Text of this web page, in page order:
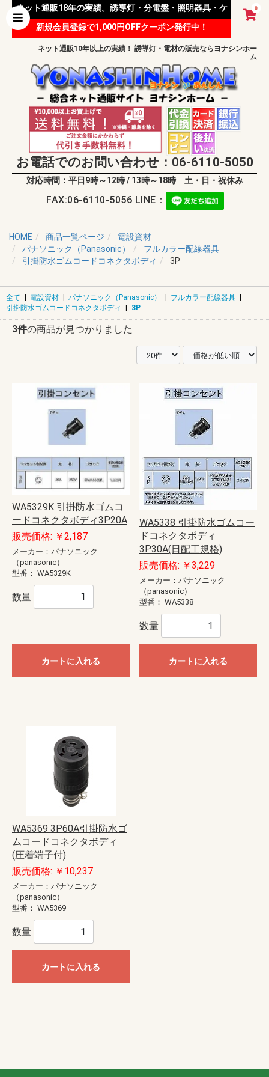
0
ネット通販18年の実績。誘導灯・分電盤・照明器具・ケ
ーブル等 様々な資材を取り扱っています。
新規会員登録で1,000円OFFクーポン発行中！
ネット通販10年以上の実績！ 誘導灯・電材の販売ならヨナシンホー
ム
お電話でのお問い合わせ：06-6110-5050
対応時間：平日9時～12時 / 13時～18時 土・日・祝休み
FAX:06-6110-5056 LINE：
HOME 商品一覧ページ
電設資材
パナソニック（Panasonic）
フルカラー配線器具
引掛防水ゴムコードコネクタボディ
3P
全て | 電設資材 | パナソニック（Panasonic） | フルカラー配線器具 |
引掛防水ゴムコードコネクタボディ
| 3P
3件の商品が見つかりました
WA5329K 引掛防水ゴムコ
ードコネクタボディ3P20A
販売価格: ￥2,187
メーカー：パナソニック
（panasonic）
型番： WA5329K
数量
カートに入れる
WA5338 引掛防水ゴムコー
ドコネクタボディ
3P30A(日配工規格)
販売価格: ￥3,229
メーカー：パナソニック
（panasonic）
型番： WA5338
数量
カートに入れる
WA5369 3P60A引掛防水ゴ
ムコードコネクタボディ
(圧着端子付)
販売価格: ￥10,237
メーカー：パナソニック
（panasonic）
型番： WA5369
数量
カートに入れる